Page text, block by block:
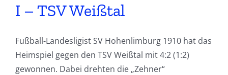
I – TSV Weißtal
Fußball-Landesligist SV Hohenlimburg 1910 hat das
Heimspiel gegen den TSV Weißtal mit 4:2 (1:2)
gewonnen. Dabei drehten die „Zehner“